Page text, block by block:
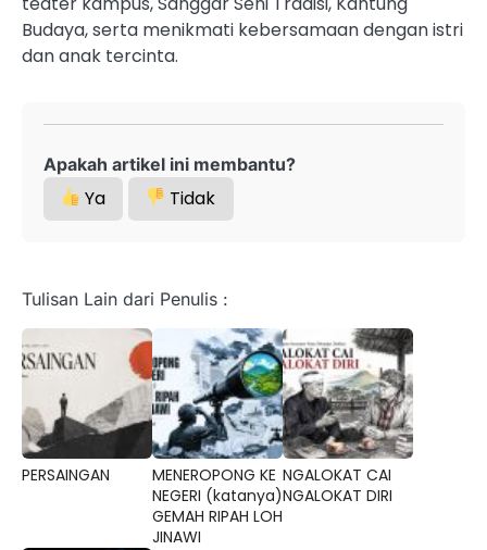
Budaya, serta menikmati kebersamaan dengan istri
dan anak tercinta.
Apakah artikel ini membantu?
Ya Tidak
Tulisan Lain dari Penulis :
PERSAINGAN
MENEROPONG KE
NEGERI (katanya)
GEMAH RIPAH LOH
JINAWI
NGALOKAT CAI
NGALOKAT DIRI